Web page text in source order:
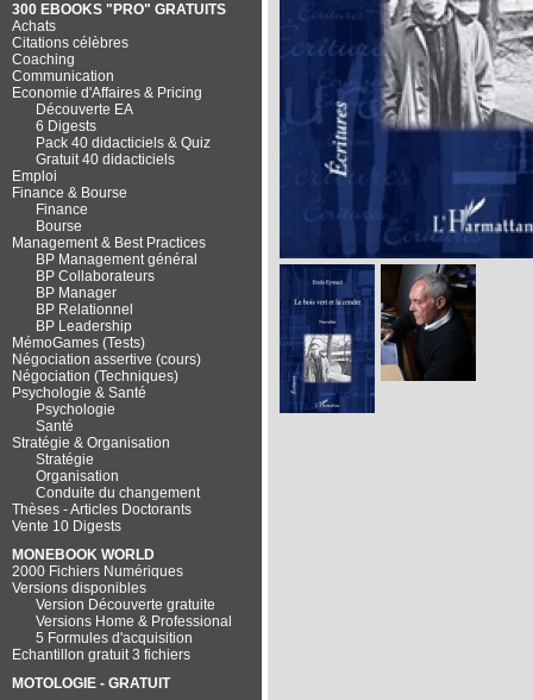
300 EBOOKS "PRO" GRATUITS
Achats
Citations célèbres
Coaching
Communication
Economie d'Affaires & Pricing
Découverte EA
6 Digests
Pack 40 didacticiels & Quiz
Gratuit 40 didacticiels
Emploi
Finance & Bourse
Finance
Bourse
Management & Best Practices
BP Management général
BP Collaborateurs
BP Manager
BP Relationnel
BP Leadership
MémoGames (Tests)
Négociation assertive (cours)
Négociation (Techniques)
Psychologie & Santé
Psychologie
Santé
Stratégie & Organisation
Stratégie
Organisation
Conduite du changement
Thèses - Articles Doctorants
Vente 10 Digests
MONEBOOK WORLD
2000 Fichiers Numériques
Versions disponibles
Version Découverte gratuite
Versions Home & Professional
5 Formules d'acquisition
Echantillon gratuit 3 fichiers
MOTOLOGIE - GRATUIT